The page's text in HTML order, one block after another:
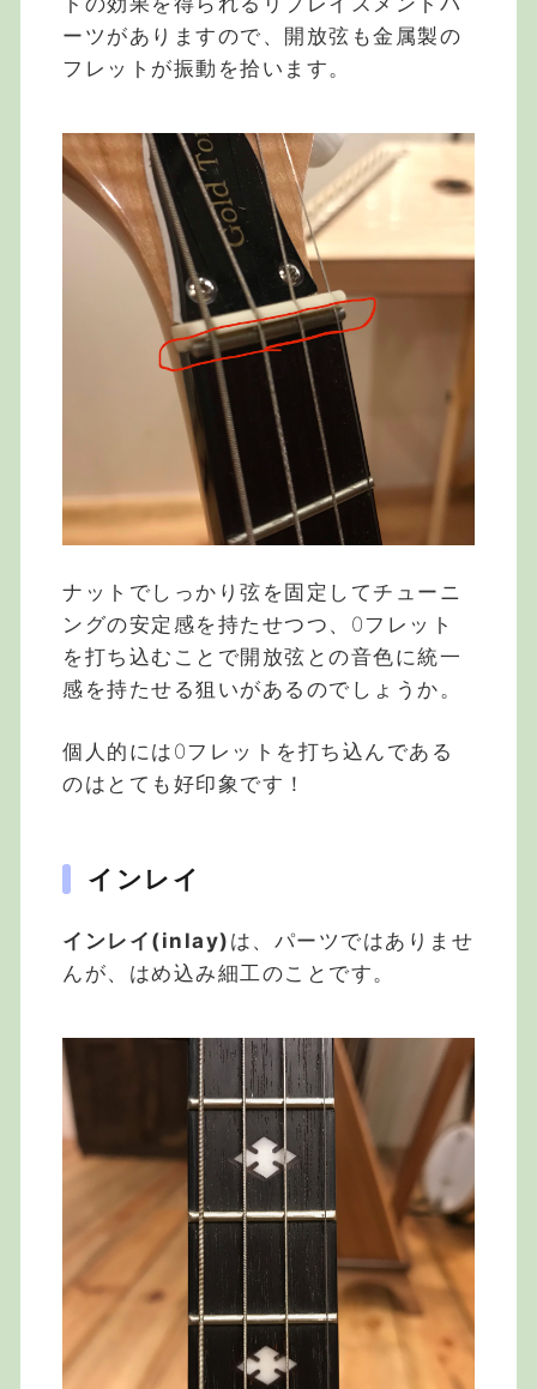
ーツがありますので、開放弦も金属製の
フレットが振動を拾います。
ナットでしっかり弦を固定してチューニ
ングの安定感を持たせつつ、0フレット
を打ち込むことで開放弦との音色に統一
感を持たせる狙いがあるのでしょうか。
個人的には0フレットを打ち込んである
のはとても好印象です！
インレイ
インレイ(inlay) は、パーツではありませ
んが、はめ込み細工のことです。